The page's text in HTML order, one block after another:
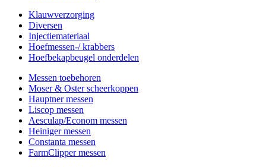
Klauwverzorging
Diversen
Injectiemateriaal
Hoefmessen-/ krabbers
Hoefbekapbeugel onderdelen
Messen toebehoren
Moser & Oster scheerkoppen
Hauptner messen
Liscop messen
Aesculap/Econom messen
Heiniger messen
Constanta messen
FarmClipper messen